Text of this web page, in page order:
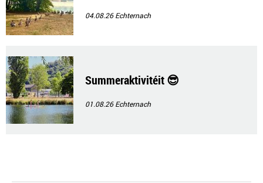
04.08.26Echternach
Summeraktivitéit 😎
01.08.26Echternach